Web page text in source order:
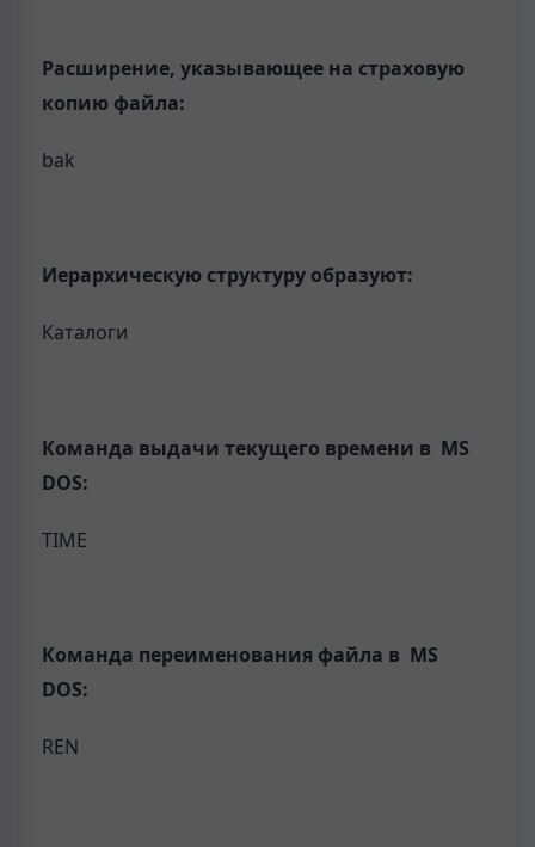
Расширение, указывающее на страховую
копию файла:
bak
Иерархическую структуру образуют:
Каталоги
Команда выдачи текущего времени в MS
DOS:
TIME
Команда переименования файла в MS
DOS:
REN